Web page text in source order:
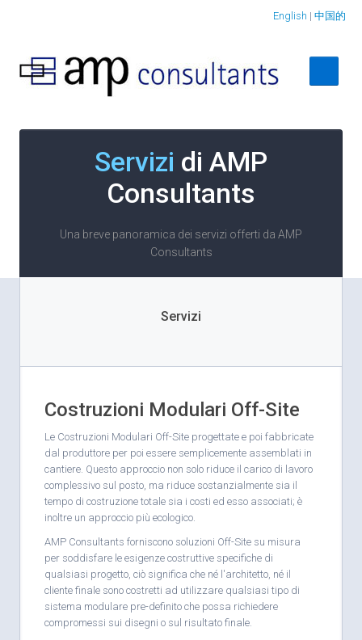
English | 中国的
Servizi di AMP
Consultants
Una breve panoramica dei servizi offerti da AMP
Consultants
Servizi
Costruzioni Modulari Off-Site
Le Costruzioni Modulari Off-Site progettate e poi fabbricate
dal produttore per poi essere semplicemente assemblati in
cantiere. Questo approccio non solo riduce il carico di lavoro
complessivo sul posto, ma riduce sostanzialmente sia il
tempo di costruzione totale sia i costi ed esso associati; è
inoltre un approccio più ecologico.
AMP Consultants forniscono soluzioni Off-Site su misura
per soddisfare le esigenze costruttive specifiche di
qualsiasi progetto, ciò significa che né l'architetto, né il
cliente finale sono costretti ad utilizzare qualsiasi tipo di
sistema modulare pre-definito che possa richiedere
compromessi sui disegni o sul risultato finale.